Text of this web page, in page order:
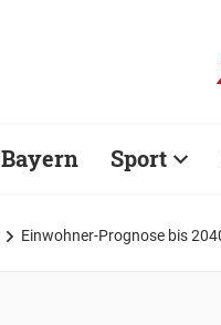
Bayern Sport
Einwohner-Prognose bis